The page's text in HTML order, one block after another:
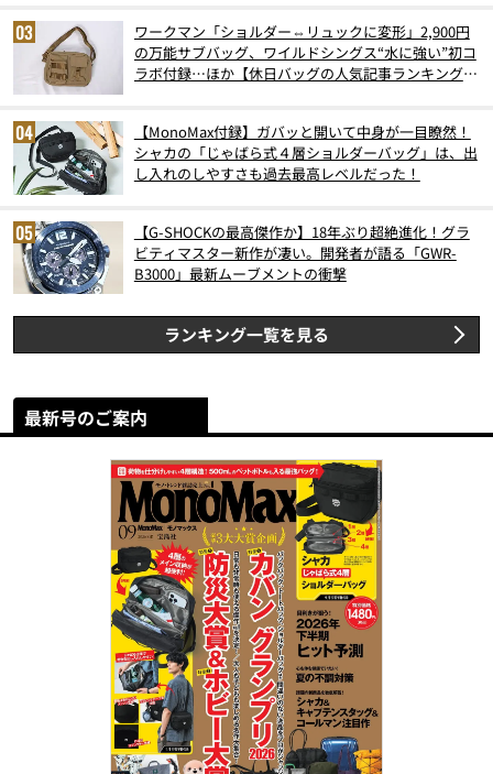
ワークマン「ショルダー⇔リュックに変形」2,900円
の万能サブバッグ、ワイルドシングス“水に強い”初コ
ラボ付録…ほか【休日バッグの人気記事ランキングベ
【MonoMax付録】ガバッと開いて中身が一目瞭然！
シャカの「じゃばら式４層ショルダーバッグ」は、出
し入れのしやすさも過去最高レベルだった！
【G-SHOCKの最高傑作か】18年ぶり超絶進化！グラ
ビティマスター新作が凄い。開発者が語る「GWR-
B3000」最新ムーブメントの衝撃
ランキング一覧を見る
最新号のご案内